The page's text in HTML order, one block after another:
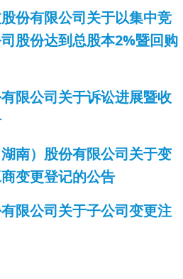
份有限公司关于以集中竞
股份达到总股本2%暨回购
限公司关于诉讼进展暨收
南）股份有限公司关于变
变更登记的公告
限公司关于子公司变更注